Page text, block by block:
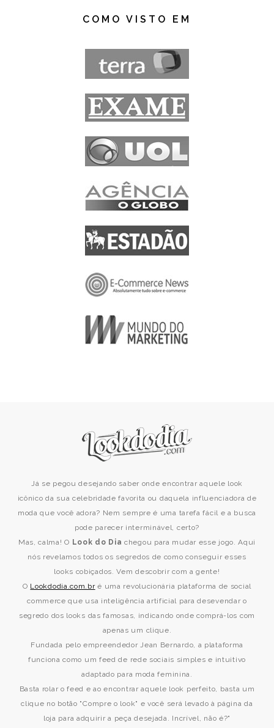
COMO VISTO EM
Já se pegou desejando saber onde encontrar aquele look
icônico da sua celebridade favorita ou daquela influenciadora de
moda que você adora? Nem sempre é uma tarefa fácil e a busca
pode parecer interminável, certo?
Mas, calma! O Look do Dia chegou para mudar esse jogo. Aqui
nós revelamos todos os segredos de como conseguir esses
looks cobiçados. Vem descobrir com a gente!
O Lookdodia.com.bré uma revolucionária plataforma de social
commerce que usa inteligência artificial para desevendar o
segredo dos looks das famosas, indicando onde comprá-los com
apenas um clique.
Fundada pelo empreendedor Jean Bernardo, a plataforma
funciona como um feed de rede sociais simples e intuitivo
adaptado para moda feminina.
Basta rolar o feed e ao encontrar aquele look perfeito, basta um
clique no botão "Compre o look" e você será levado à página da
loja para adquirir a peça desejada. Incrível, não é?"